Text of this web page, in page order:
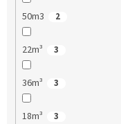
50m3 2
22m³ 3
36m³ 3
18m³ 3